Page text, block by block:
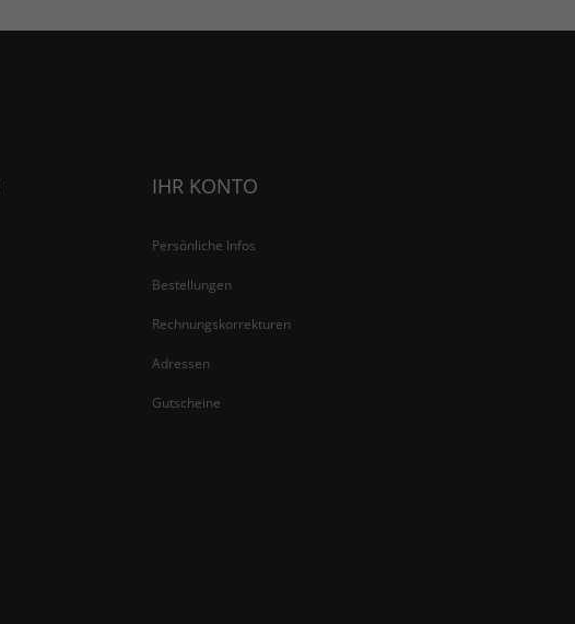
IHR KONTO
Persönliche Infos
Bestellungen
Rechnungskorrekturen
Adressen
Gutscheine